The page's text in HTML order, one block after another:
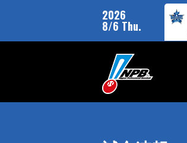
2026
8/6 Thu.